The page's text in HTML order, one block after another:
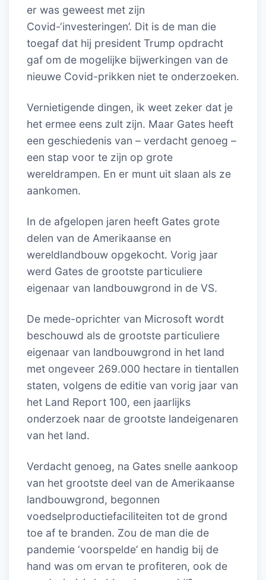
er was geweest met zijn
Covid-‘investeringen’. Dit is de man die
toegaf dat hij president Trump opdracht
gaf om de mogelijke bijwerkingen van de
nieuwe Covid-prikken niet te onderzoeken.
Vernietigende dingen, ik weet zeker dat je
het ermee eens zult zijn. Maar Gates heeft
een geschiedenis van – verdacht genoeg –
een stap voor te zijn op grote
wereldrampen. En er munt uit slaan als ze
aankomen.
In de afgelopen jaren heeft Gates grote
delen van de Amerikaanse en
wereldlandbouw opgekocht. Vorig jaar
werd Gates de grootste particuliere
eigenaar van landbouwgrond in de VS.
De mede-oprichter van Microsoft wordt
beschouwd als de grootste particuliere
eigenaar van landbouwgrond in het land
met ongeveer 269.000 hectare in tientallen
staten, volgens de editie van vorig jaar van
het Land Report 100, een jaarlijks
onderzoek naar de grootste landeigenaren
van het land.
Verdacht genoeg, na Gates snelle aankoop
van het grootste deel van de Amerikaanse
landbouwgrond, begonnen
voedselproductiefaciliteiten tot de grond
toe af te branden. Zou de man die de
pandemie ‘voorspelde’ en handig bij de
hand was om ervan te profiteren, ook de